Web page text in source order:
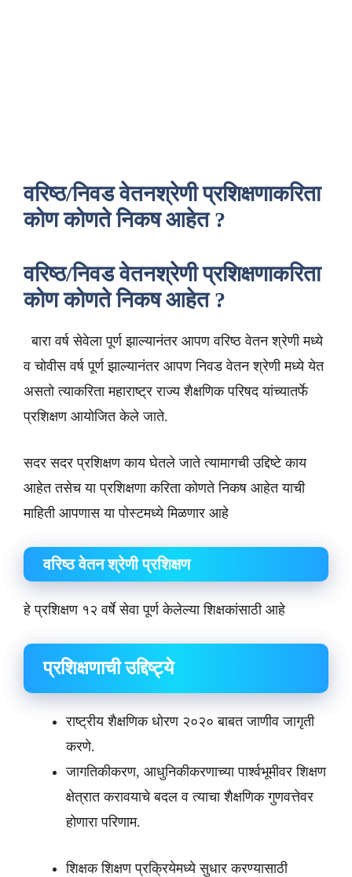
वरिष्ठ/निवड वेतनश्रेणी प्रशिक्षणाकरिता
कोण कोणते निकष आहेत ?
वरिष्ठ/निवड वेतनश्रेणी प्रशिक्षणाकरिता
कोण कोणते निकष आहेत ?
बारा वर्ष सेवेला पूर्ण झाल्यानंतर आपण वरिष्ठ वेतन श्रेणी मध्ये
व चोवीस वर्ष पूर्ण झाल्यानंतर आपण निवड वेतन श्रेणी मध्ये येत
असतो त्याकरिता महाराष्ट्र राज्य शैक्षणिक परिषद यांच्यातर्फे
प्रशिक्षण आयोजित केले जाते.
सदर सदर प्रशिक्षण काय घेतले जाते त्यामागची उद्दिष्टे काय
आहेत तसेच या प्रशिक्षणा करिता कोणते निकष आहेत याची
माहिती आपणास या पोस्टमध्ये मिळणार आहे
वरिष्ठ वेतन श्रेणी प्रशिक्षण
हे प्रशिक्षण १२ वर्षे सेवा पूर्ण केलेल्या शिक्षकांसाठी आहे
प्रशिक्षणाची उद्दिष्ट्ये
राष्ट्रीय शैक्षणिक धोरण २०२० बाबत जाणीव जागृती
करणे.
जागतिकीकरण, आधुनिकीकरणाच्या पार्श्वभूमीवर शिक्षण
क्षेत्रात करावयाचे बदल व त्याचा शैक्षणिक गुणवत्तेवर
होणारा परिणाम.
शिक्षक शिक्षण प्रक्रियेमध्ये सुधार करण्यासाठी